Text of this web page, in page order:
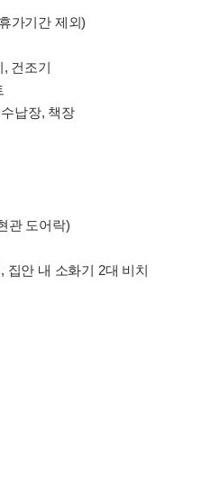
가기간 제외)
건조기
납장, 책장
관 도어락)
집안 내 소화기 2대 비치